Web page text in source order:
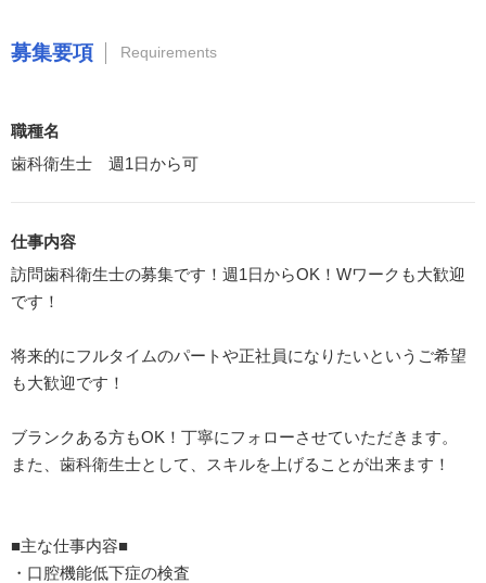
募集要項 Requirements
職種名
歯科衛生士 週1日から可
仕事内容
訪問歯科衛生士の募集です！週1日からOK！Wワークも大歓迎
です！
将来的にフルタイムのパートや正社員になりたいというご希望
も大歓迎です！
ブランクある方もOK！丁寧にフォローさせていただきます。
また、歯科衛生士として、スキルを上げることが出来ます！
■主な仕事内容■
・口腔機能低下症の検査